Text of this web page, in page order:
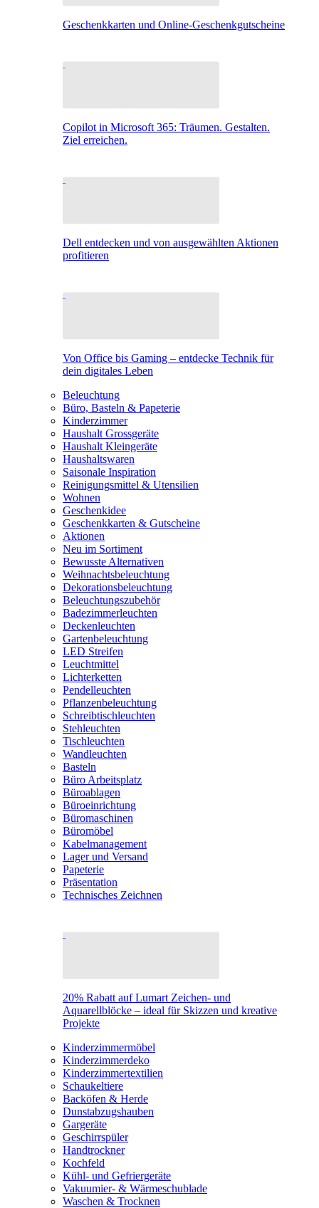
Geschenkkarten und Online-Geschenkgutscheine
Copilot in Microsoft 365: Träumen. Gestalten.
Ziel erreichen.
Dell entdecken und von ausgewählten Aktionen
profitieren
Von Office bis Gaming – entdecke Technik für
dein digitales Leben
Beleuchtung
Büro, Basteln & Papeterie
Kinderzimmer
Haushalt Grossgeräte
Haushalt Kleingeräte
Haushaltswaren
Saisonale Inspiration
Reinigungsmittel & Utensilien
Wohnen
Geschenkidee
Geschenkkarten & Gutscheine
Aktionen
Neu im Sortiment
Bewusste Alternativen
Weihnachtsbeleuchtung
Dekorationsbeleuchtung
Beleuchtungszubehör
Badezimmerleuchten
Deckenleuchten
Gartenbeleuchtung
LED Streifen
Leuchtmittel
Lichterketten
Pendelleuchten
Pflanzenbeleuchtung
Schreibtischleuchten
Stehleuchten
Tischleuchten
Wandleuchten
Basteln
Büro Arbeitsplatz
Büroablagen
Büroeinrichtung
Büromaschinen
Büromöbel
Kabelmanagement
Lager und Versand
Papeterie
Präsentation
Technisches Zeichnen
20% Rabatt auf Lumart Zeichen- und
Aquarellblöcke – ideal für Skizzen und kreative
Projekte
Kinderzimmermöbel
Kinderzimmerdeko
Kinderzimmertextilien
Schaukeltiere
Backöfen & Herde
Dunstabzugshauben
Gargeräte
Geschirrspüler
Handtrockner
Kochfeld
Kühl- und Gefriergeräte
Vakuumier- & Wärmeschublade
Waschen & Trocknen